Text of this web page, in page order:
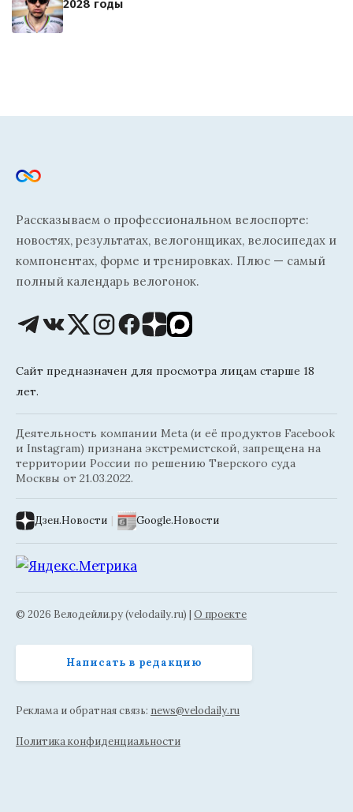
2028 годы
Рассказываем о профессиональном велоспорте:
новостях, результатах, велогонщиках, велосипедах и
компонентах, форме и тренировках. Плюс — самый
полный календарь велогонок.
Сайт предназначен для просмотра лицам старше 18
лет.
Деятельность компании Meta (и её продуктов Facebook
и Instagram) признана экстремистской, запрещена на
территории России по решению Тверского суда
Москвы от 21.03.2022.
Дзен.Новости | Google.Новости
© 2026 Велодейли.ру (velodaily.ru) | О проекте
Написать в редакцию
Реклама и обратная связь: news@velodaily.ru
Политика конфиденциальности